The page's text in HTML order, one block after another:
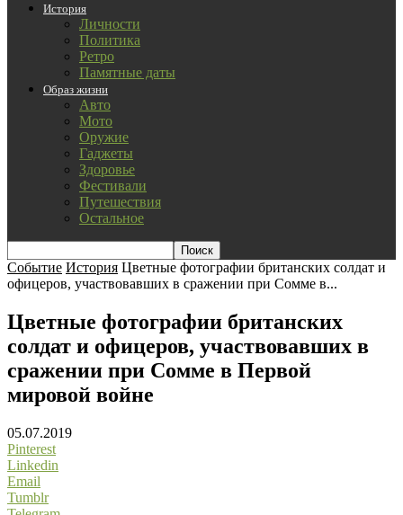
История
Личности
Политика
Ретро
Памятные даты
Образ жизни
Авто
Мото
Оружие
Гаджеты
Здоровье
Фестивали
Путешествия
Остальное
Событие История Цветные фотографии британских солдат и
офицеров, участвовавших в сражении при Сомме в...
Цветные фотографии британских
солдат и офицеров, участвовавших в
сражении при Сомме в Первой
мировой войне
05.07.2019
Pinterest
Linkedin
Email
Tumblr